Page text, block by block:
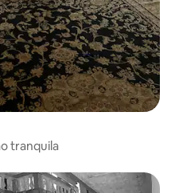
tranquila